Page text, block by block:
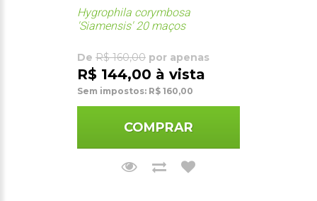
Hygrophila corymbosa
'Siamensis' 20 maços
De R$ 160,00 por apenas
R$ 144,00 à vista
Sem impostos: R$ 160,00
COMPRAR